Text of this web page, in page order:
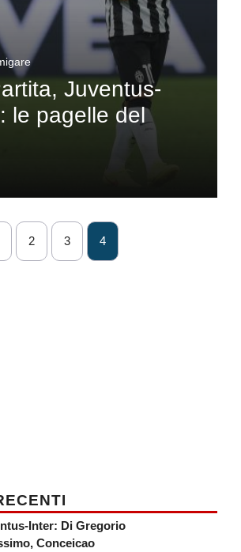
Juventus-
le pagelle del
2 3 4
Inter: Di Gregorio
Conceicao